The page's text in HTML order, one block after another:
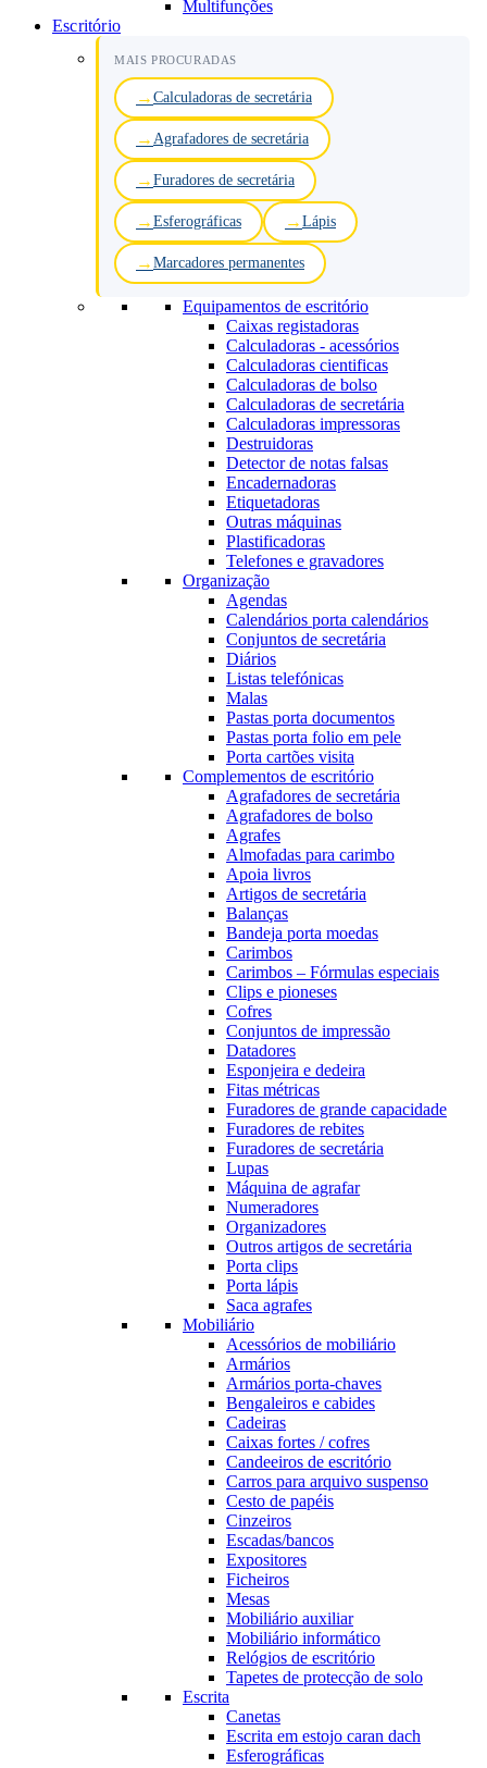
Multifunções
Escritório
MAIS PROCURADAS
Calculadoras de secretária
Agrafadores de secretária
Furadores de secretária
Esferográficas Lápis
Marcadores permanentes
Equipamentos de escritório
Caixas registadoras
Calculadoras - acessórios
Calculadoras cientificas
Calculadoras de bolso
Calculadoras de secretária
Calculadoras impressoras
Destruidoras
Detector de notas falsas
Encadernadoras
Etiquetadoras
Outras máquinas
Plastificadoras
Telefones e gravadores
Organização
Agendas
Calendários porta calendários
Conjuntos de secretária
Diários
Listas telefónicas
Malas
Pastas porta documentos
Pastas porta folio em pele
Porta cartões visita
Complementos de escritório
Agrafadores de secretária
Agrafadores de bolso
Agrafes
Almofadas para carimbo
Apoia livros
Artigos de secretária
Balanças
Bandeja porta moedas
Carimbos
Carimbos – Fórmulas especiais
Clips e pioneses
Cofres
Conjuntos de impressão
Datadores
Esponjeira e dedeira
Fitas métricas
Furadores de grande capacidade
Furadores de rebites
Furadores de secretária
Lupas
Máquina de agrafar
Numeradores
Organizadores
Outros artigos de secretária
Porta clips
Porta lápis
Saca agrafes
Mobiliário
Acessórios de mobiliário
Armários
Armários porta-chaves
Bengaleiros e cabides
Cadeiras
Caixas fortes / cofres
Candeeiros de escritório
Carros para arquivo suspenso
Cesto de papéis
Cinzeiros
Escadas/bancos
Expositores
Ficheiros
Mesas
Mobiliário auxiliar
Mobiliário informático
Relógios de escritório
Tapetes de protecção de solo
Escrita
Canetas
Escrita em estojo caran dach
Esferográficas